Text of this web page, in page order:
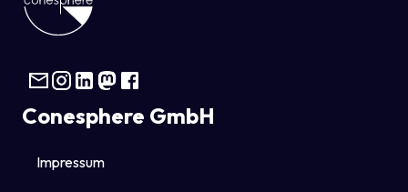
Conesphere GmbH
Impressum